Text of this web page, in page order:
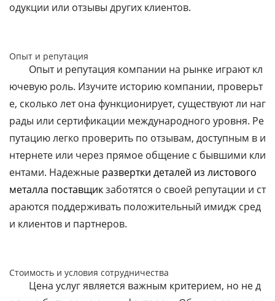
одукции или отзывы других клиентов.
Опыт и репутация
Опыт и репутация компании на рынке играют кл
ючевую роль. Изучите историю компании, проверьт
е, сколько лет она функционирует, существуют ли наг
рады или сертификации международного уровня. Ре
путацию легко проверить по отзывам, доступным в и
нтернете или через прямое общение с бывшими кли
ентами. Надежные развертки деталей из листового
металла поставщикзаботятся о своей репутации и ст
араются поддерживать положительный имидж сред
и клиентов и партнеров.
Стоимость и условия сотрудничества
Цена услуг является важным критерием, но не д